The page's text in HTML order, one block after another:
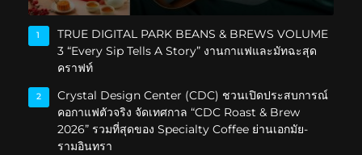
1
TRUE DIGITAL PARK BEANS & BREWS VOLUME
3 “Every Sip Tells A Story” งานกาแฟและมัทฉะสุด
คราฟท์
2
Crystal Design Center (CDC) ชวนเปิดประสบการณ์
คอกาแฟตัวจริง จัดเทศกาล “CDC Roast & Brew
2026” รวมที่สุดของ Specialty Coffee ย่านเอกมัย-
รามอินทรา